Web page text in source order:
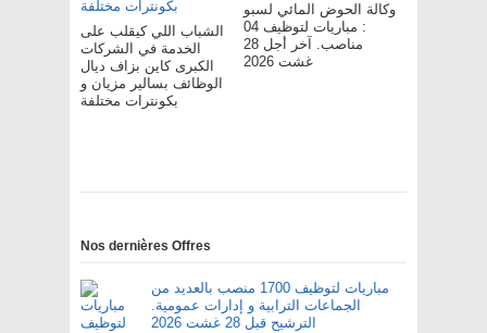
الشباب اللي كيقلب على
الخدمة في الشركات
الكبرى كاين بزاف ديال
الوظائف بسالير مزيان و
بكونترات مختلفة
وكالة الحوض المائي لسبو
: مباريات لتوظيف 04
مناصب. آخر أجل 28
غشت 2026
Nos dernières Offres
مباريات لتوظيف 1700 منصب بالعديد من
الجماعات الترابية و إدارات عمومية.
الترشيح قبل 28 غشت 2026